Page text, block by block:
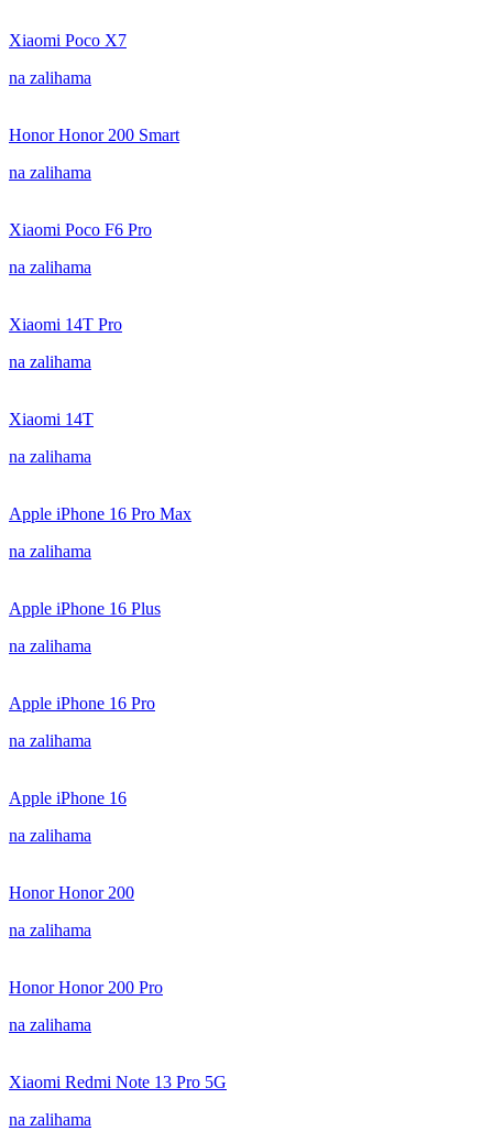
Xiaomi Poco X7
na zalihama
Honor Honor 200 Smart
na zalihama
Xiaomi Poco F6 Pro
na zalihama
Xiaomi 14T Pro
na zalihama
Xiaomi 14T
na zalihama
Apple iPhone 16 Pro Max
na zalihama
Apple iPhone 16 Plus
na zalihama
Apple iPhone 16 Pro
na zalihama
Apple iPhone 16
na zalihama
Honor Honor 200
na zalihama
Honor Honor 200 Pro
na zalihama
Xiaomi Redmi Note 13 Pro 5G
na zalihama